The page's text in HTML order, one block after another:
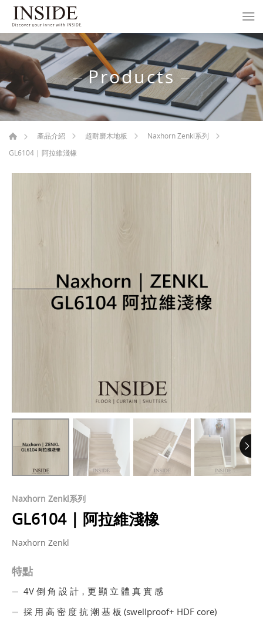
Products
產品介紹 超耐磨木地板
Naxhorn Zenkl系列
GL6104 | 阿拉維淺橡
Naxhorn Zenkl系列
GL6104 | 阿拉維淺橡
Naxhorn Zenkl
特點
4V 倒 角 設 計，更 顯 立 體 真 實 感
採 用 高 密 度 抗 潮 基 板 (swellproof+ HDF core)